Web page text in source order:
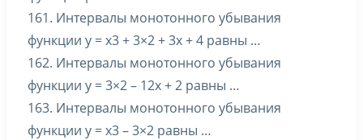
161. Интервалы монотонного убывания
функции y = x3 + 3×2 + 3x + 4 равны …
162. Интервалы монотонного убывания
функции y = 3×2 – 12x + 2 равны …
163. Интервалы монотонного убывания
функции y = x3 – 3×2 равны …